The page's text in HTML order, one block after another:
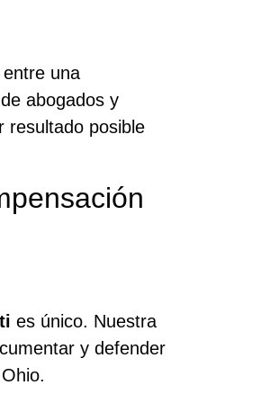
una
abogados y
resultado posible
es único. Nuestra
y defender